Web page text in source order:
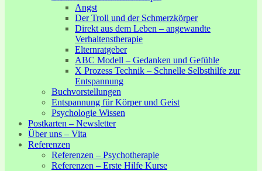
Angst
Der Troll und der Schmerzkörper
Direkt aus dem Leben – angewandte
Verhaltenstherapie
Elternratgeber
ABC Modell – Gedanken und Gefühle
X Prozess Technik – Schnelle Selbsthilfe zur
Entspannung
Buchvorstellungen
Entspannung für Körper und Geist
Psychologie Wissen
Postkarten – Newsletter
Über uns – Vita
Referenzen
Referenzen – Psychotherapie
Referenzen – Erste Hilfe Kurse